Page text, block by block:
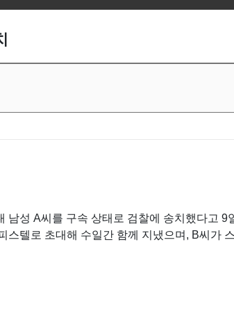
성 A씨를 구속 상태로 검찰에 송치했다고 9
텔로 초대해 수일간 함께 지냈으며, B씨가